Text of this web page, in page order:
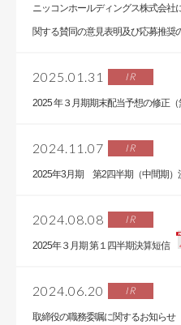
ニッコンホールディングス株式会社
関する賛同の意見表明及び応募推奨
2025.01.31 IR
2025 年３月期期末配当予想の修正
2024.11.07 IR
2025年3月期 第2四半期（中間期）
2024.08.08 IR
2025年３月期 第１四半期決算短信
2024.06.20 IR
取締役の職務委嘱に関するお知らせ